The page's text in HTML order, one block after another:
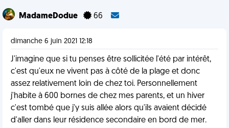
MadameDodue 66
dimanche 6 juin 2021 12:18
J'imagine que si tu penses être sollicitée l'été par intérêt,
c'est qu'eux ne vivent pas à côté de la plage et donc
assez relativement loin de chez toi. Personnellement
j'habite à 600 bornes de chez mes parents, et un hiver
c'est tombé que j'y suis allée alors qu'ils avaient décidé
d'aller dans leur résidence secondaire en bord de mer.